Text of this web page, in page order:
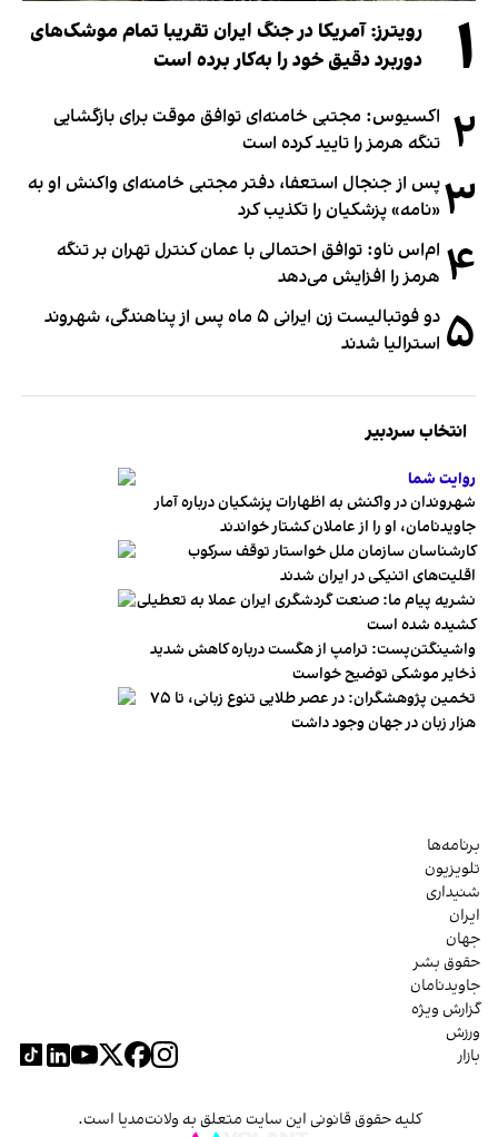
۱
رویترز: آمریکا در جنگ ایران تقریبا تمام موشک‌های
دوربرد دقیق خود را به‌کار برده است
۲ اکسیوس: مجتبی خامنه‌ای توافق موقت برای بازگشایی
تنگه هرمز را تایید کرده است
۳پس از جنجال استعفا، دفتر مجتبی خامنه‌ای واکنش او به
«نامه» پزشکیان را تکذیب کرد
۴ ام‌اس ناو: توافق احتمالی با عمان کنترل تهران بر تنگه
هرمز را افزایش می‌دهد
۵
دو فوتبالیست زن ایرانی ۵ ماه پس از پناهندگی، شهروند
استرالیا شدند
انتخاب سردبیر
روایت شما
شهروندان در واکنش به اظهارات پزشکیان درباره آمار
جاویدنامان، او را از عاملان کشتار خواندند
کارشناسان سازمان ملل خواستار توقف سرکوب
اقلیت‌های اتنیکی در ایران شدند
نشریه پیام ما: صنعت گردشگری ایران عملا به تعطیلی
کشیده شده است
واشینگتن‌پست: ترامپ از هگست درباره کاهش شدید
ذخایر موشکی توضیح خواست
تخمین پژوهشگران: در عصر طلایی تنوع زبانی، تا ۷۵
هزار زبان در جهان وجود داشت
برنامه‌ها
تلویزیون
شنیداری
ایران
جهان
حقوق بشر
جاویدنامان
گزارش ویژه
ورزش
بازار
کلیه حقوق قانونی این سایت متعلق به ولانت‌مدیا است.